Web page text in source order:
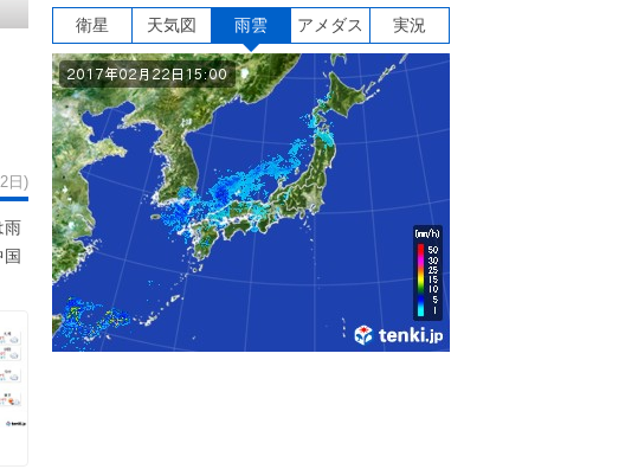
日)
雨
衛星 天気図 雨雲 アメダス 実況